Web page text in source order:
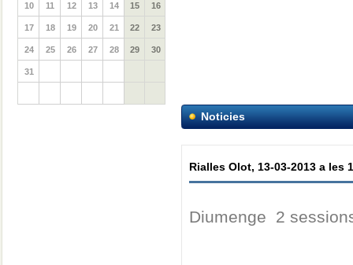
10 11 12 13 14 15 16
17 18 19 20 21 22 23
24 25 26 27 28 29 30
31
Noticies
Rialles Olot, 13-03-2013 a les
Diumenge 2